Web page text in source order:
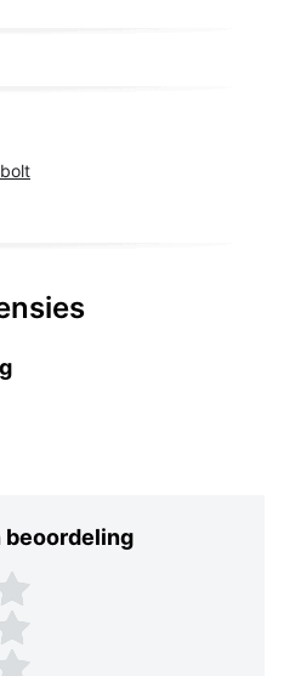
beoordeling
een beoordeling
sterren
sterren
sterren